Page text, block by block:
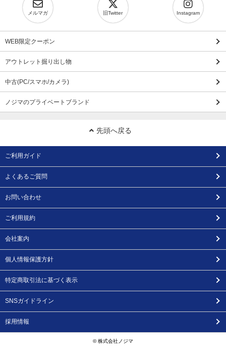
メルマガ 旧Twitter Instagram
WEB限定クーポン
アウトレット掘り出し物
中古(PC/スマホ/カメラ)
ノジマのプライベートブランド
先頭へ戻る
ご利用ガイド
よくあるご質問
お問い合わせ
ご利用規約
会社案内
個人情報保護方針
特定商取引法に基づく表示
SNSガイドライン
採用情報
© 株式会社ノジマ